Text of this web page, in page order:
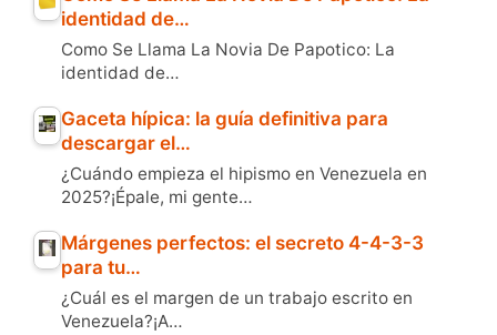
identidad de…
Como Se Llama La Novia De Papotico: La
identidad de…
Gaceta hípica: la guía definitiva para
descargar el…
¿Cuándo empieza el hipismo en Venezuela en
2025?¡Épale, mi gente…
Márgenes perfectos: el secreto 4-4-3-3
para tu…
¿Cuál es el margen de un trabajo escrito en
Venezuela?¡A…